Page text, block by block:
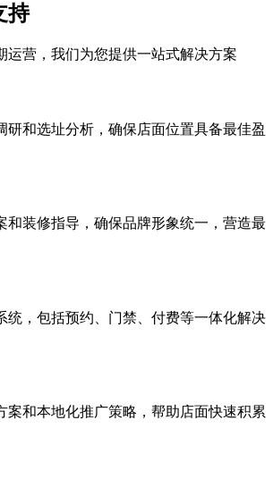
持
运营，我们为您提供一站式解决方案
研和选址分析，确保店面位置具备最佳盈
和装修指导，确保品牌形象统一，营造最
统，包括预约、门禁、付费等一体化解决
案和本地化推广策略，帮助店面快速积累